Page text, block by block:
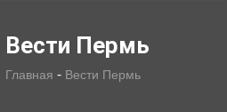
Вести Пермь
Главная - Вести Пермь